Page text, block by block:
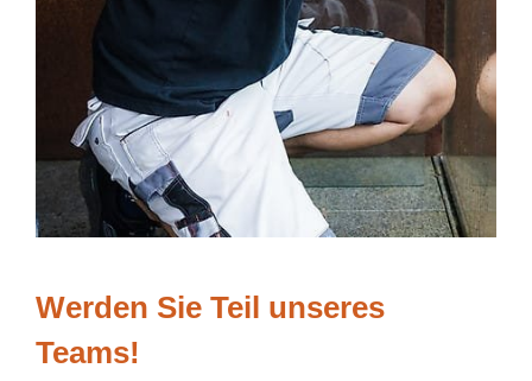
Werden Sie Teil unseres
Teams!